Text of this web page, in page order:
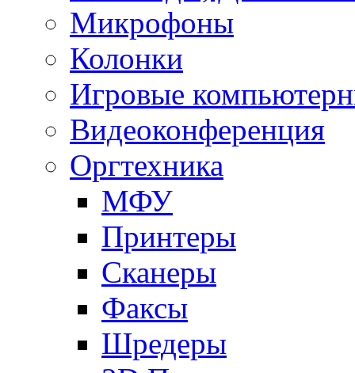
Микрофоны
Колонки
Игровые
Видеоконференция
Оргтехника
МФУ
Принтеры
Сканеры
Факсы
Шредеры